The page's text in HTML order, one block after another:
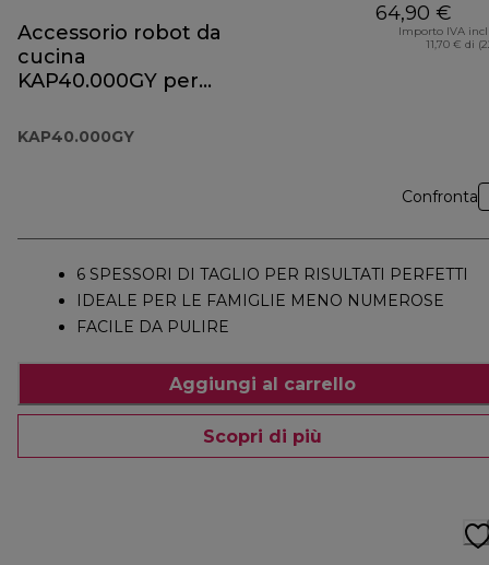
Accessorio robot da
cucina
KAP40.000GY per
KAP40.000GY
64,90 €
Importo IVA
11,70 € di
Confronta
6 SPESSORI DI TAGLIO PER RISULTATI PERFETTI
IDEALE PER LE FAMIGLIE MENO NUMEROSE
FACILE DA PULIRE
Aggiungi al carrello
Scopri di più